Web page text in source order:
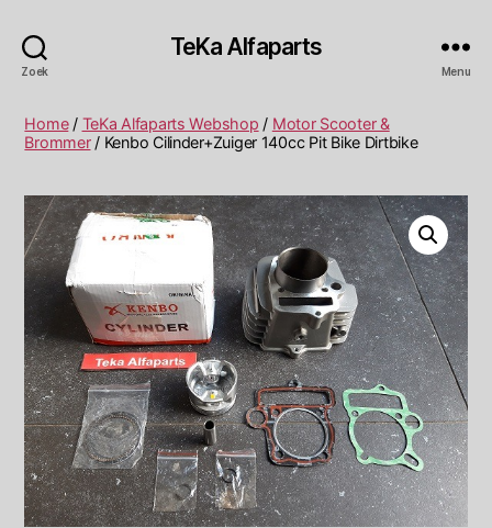
Zoek
TeKa Alfaparts
Menu
Home/ TeKa Alfaparts Webshop / Motor Scooter &
Brommer/ Kenbo Cilinder+Zuiger 140cc Pit Bike Dirtbike